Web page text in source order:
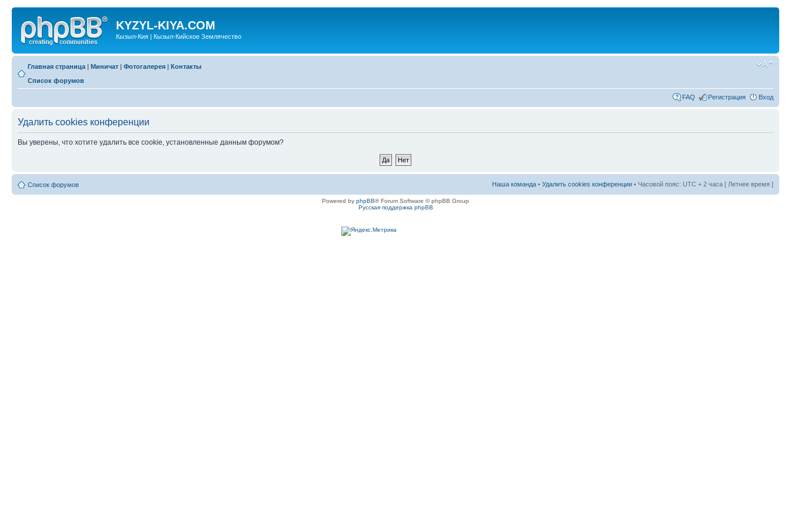
KYZYL-KIYA.COM
Кызыл-Кия | Кызыл-Кийское Землячество
Главная страница | Миничат | Фотогалерея | Контакты
Список форумов
FAQ Регистрация Вход
Удалить cookies конференции
Вы уверены, что хотите удалить все cookie, установленные данным форумом?
Список форумов Наша команда • Удалить cookies конференции • Часовой пояс: UTC + 2 часа [ Летнее время ]
Powered by phpBB® Forum Software © phpBB Group
Русская поддержка phpBB